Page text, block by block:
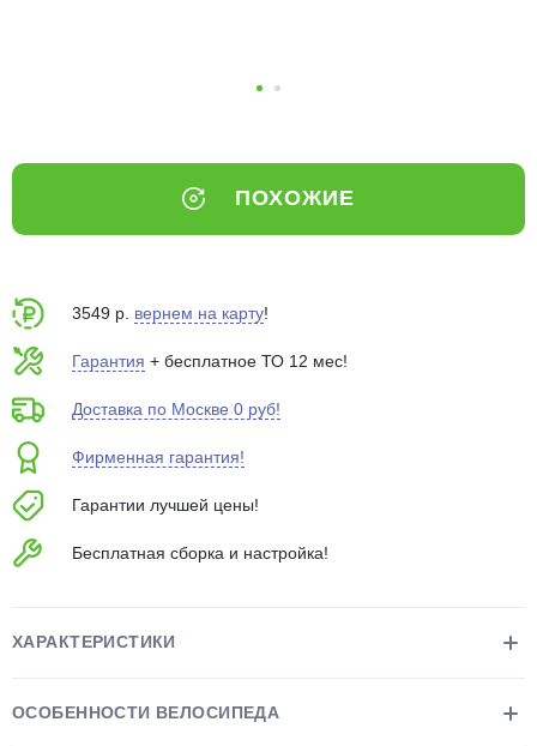
ПОХОЖИЕ
3549 р. вернем на карту!
Гарантия + бесплатное ТО 12 мес!
Доставка по Москве 0 руб!
Фирменная гарантия!
Гарантии лучшей цены!
Бесплатная сборка и настройка!
ХАРАКТЕРИСТИКИ
ОСОБЕННОСТИ ВЕЛОСИПЕДА
с вашей карты
Подробнее
8 800 302-02-51
plait.ru